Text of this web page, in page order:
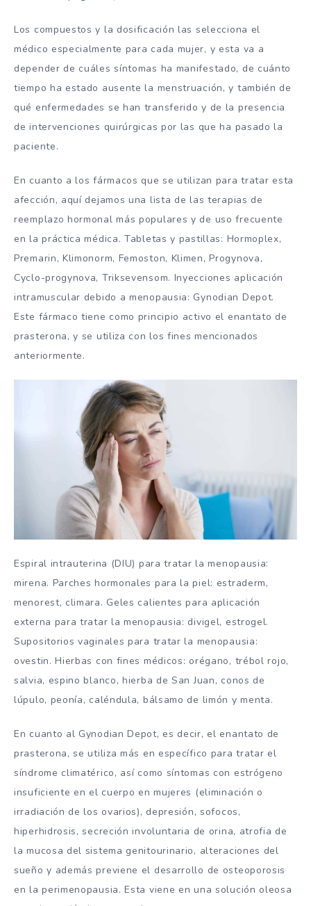
Los compuestos y la dosificación las selecciona el
médico especialmente para cada mujer, y esta va a
depender de cuáles síntomas ha manifestado, de cuánto
tiempo ha estado ausente la menstruación, y también de
qué enfermedades se han transferido y de la presencia
de intervenciones quirúrgicas por las que ha pasado la
paciente.
En cuanto a los fármacos que se utilizan para tratar esta
afección, aquí dejamos una lista de las terapias de
reemplazo hormonal más populares y de uso frecuente
en la práctica médica. Tabletas y pastillas: Hormoplex,
Premarin, Klimonorm, Femoston, Klimen, Progynova,
Cyclo-progynova, Triksevensom. Inyecciones aplicación
intramuscular debido a menopausia: Gynodian Depot.
Este fármaco tiene como principio activo el enantato de
prasterona, y se utiliza con los fines mencionados
anteriormente.
Espiral intrauterina (DIU) para tratar la menopausia:
mirena. Parches hormonales para la piel: estraderm,
menorest, climara. Geles calientes para aplicación
externa para tratar la menopausia: divigel, estrogel.
Supositorios vaginales para tratar la menopausia:
ovestin. Hierbas con fines médicos: orégano, trébol rojo,
salvia, espino blanco, hierba de San Juan, conos de
lúpulo, peonía, caléndula, bálsamo de limón y menta.
En cuanto al Gynodian Depot, es decir, el enantato de
prasterona, se utiliza más en específico para tratar el
síndrome climatérico, así como síntomas con estrógeno
insuficiente en el cuerpo en mujeres (eliminación o
irradiación de los ovarios), depresión, sofocos,
hiperhidrosis, secreción involuntaria de orina, atrofia de
la mucosa del sistema genitourinario, alteraciones del
sueño y además previene el desarrollo de osteoporosis
en la perimenopausia. Esta viene en una solución oleosa